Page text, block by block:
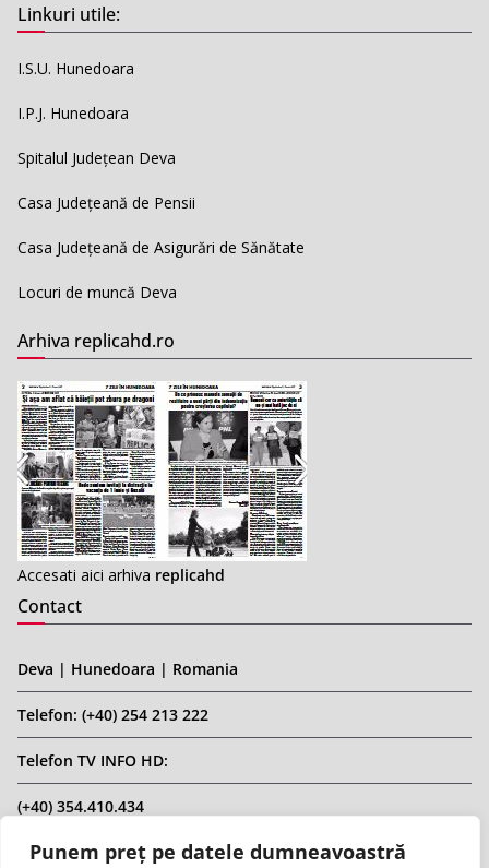
Punem preț pe datele dumneavoastră
Linkuri utile:
I.S.U. Hunedoara
I.P.J. Hunedoara
Spitalul Județean Deva
Casa Județeană de Pensii
Casa Județeană de Asigurări de Sănătate
Locuri de muncă Deva
Arhiva replicahd.ro
Accesati aici arhiva replicahd
Contact
Deva | Hunedoara | Romania
Telefon: (+40) 254 213 222
Telefon TV INFO HD:
(+40) 354.410.434